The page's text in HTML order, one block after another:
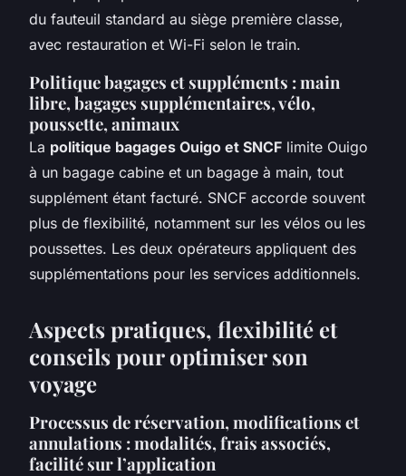
du fauteuil standard au siège première classe,
avec restauration et Wi-Fi selon le train.
Politique bagages et suppléments : main
libre, bagages supplémentaires, vélo,
poussette, animaux
La politique bagages Ouigo et SNCF limite Ouigo
à un bagage cabine et un bagage à main, tout
supplément étant facturé. SNCF accorde souvent
plus de flexibilité, notamment sur les vélos ou les
poussettes. Les deux opérateurs appliquent des
supplémentations pour les services additionnels.
Aspects pratiques, flexibilité et
conseils pour optimiser son
voyage
Processus de réservation, modifications et
annulations : modalités, frais associés,
facilité sur l’application